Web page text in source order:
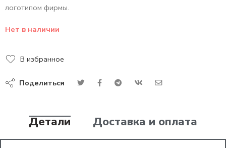
логотипом фирмы.
Нет в наличии
В избранное
Поделиться
Детали Доставка и оплата